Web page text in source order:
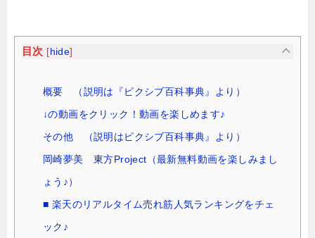
目次 [ hide]
概要 （説明は『ピクシブ百科事典』より）
↓の動画をクリック！動画を楽しめます♪
その他 （説明はピクシブ百科事典』より）
岡崎夢美 東方Project（最新無料動画を楽しみまし
ょう♪）
■ 楽天のリアルタイム売れ筋人気ランキングをチェ
ック♪